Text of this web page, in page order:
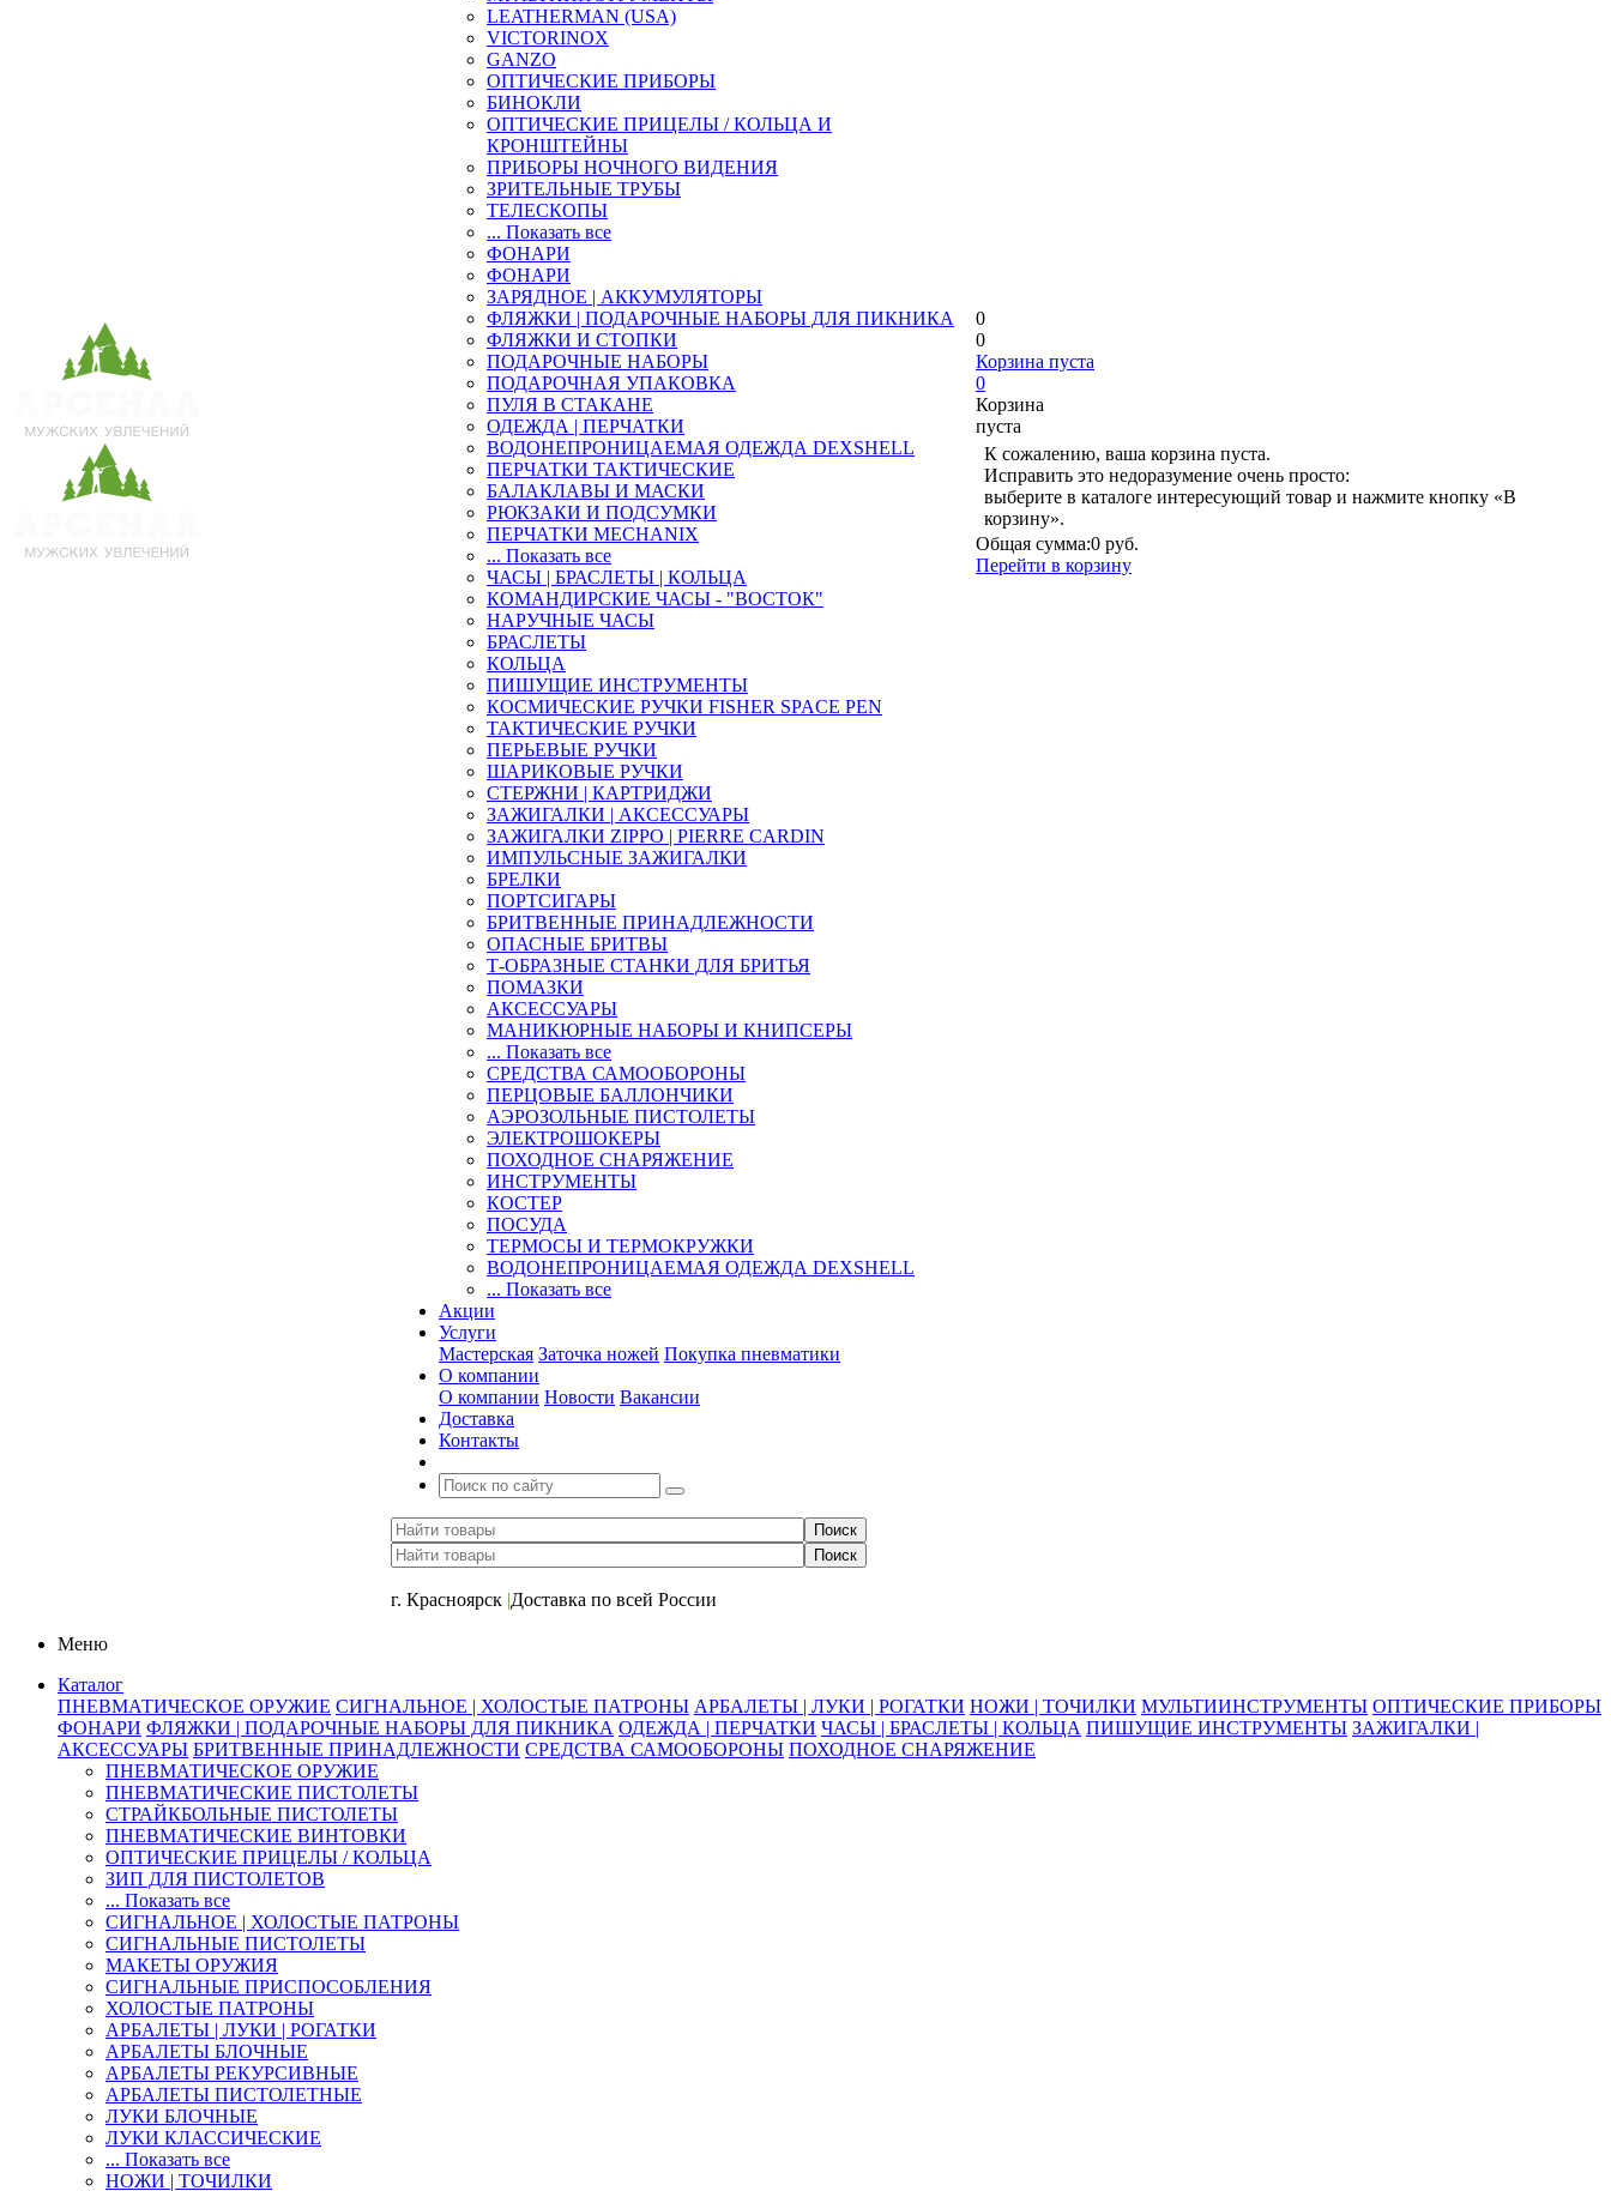
LEATHERMAN (USA)
VICTORINOX
GANZO
ОПТИЧЕСКИЕ ПРИБОРЫ
БИНОКЛИ
ОПТИЧЕСКИЕ ПРИЦЕЛЫ / КОЛЬЦА И
КРОНШТЕЙНЫ
ПРИБОРЫ НОЧНОГО ВИДЕНИЯ
ЗРИТЕЛЬНЫЕ ТРУБЫ
ТЕЛЕСКОПЫ
... Показать все
ФОНАРИ
ФОНАРИ
ЗАРЯДНОЕ | АККУМУЛЯТОРЫ
ФЛЯЖКИ | ПОДАРОЧНЫЕ НАБОРЫ ДЛЯ ПИКНИКА
ФЛЯЖКИ И СТОПКИ
ПОДАРОЧНЫЕ НАБОРЫ
ПОДАРОЧНАЯ УПАКОВКА
ПУЛЯ В СТАКАНЕ
ОДЕЖДА | ПЕРЧАТКИ
ВОДОНЕПРОНИЦАЕМАЯ ОДЕЖДА DEXSHELL
ПЕРЧАТКИ ТАКТИЧЕСКИЕ
БАЛАКЛАВЫ И МАСКИ
РЮКЗАКИ И ПОДСУМКИ
ПЕРЧАТКИ MECHANIX
... Показать все
ЧАСЫ | БРАСЛЕТЫ | КОЛЬЦА
КОМАНДИРСКИЕ ЧАСЫ - "ВОСТОК"
НАРУЧНЫЕ ЧАСЫ
БРАСЛЕТЫ
КОЛЬЦА
ПИШУЩИЕ ИНСТРУМЕНТЫ
КОСМИЧЕСКИЕ РУЧКИ FISHER SPACE PEN
ТАКТИЧЕСКИЕ РУЧКИ
ПЕРЬЕВЫЕ РУЧКИ
ШАРИКОВЫЕ РУЧКИ
СТЕРЖНИ | КАРТРИДЖИ
ЗАЖИГАЛКИ | АКСЕССУАРЫ
ЗАЖИГАЛКИ ZIPPO | PIERRE CARDIN
ИМПУЛЬСНЫЕ ЗАЖИГАЛКИ
БРЕЛКИ
ПОРТСИГАРЫ
БРИТВЕННЫЕ ПРИНАДЛЕЖНОСТИ
ОПАСНЫЕ БРИТВЫ
Т-ОБРАЗНЫЕ СТАНКИ ДЛЯ БРИТЬЯ
ПОМАЗКИ
АКСЕССУАРЫ
МАНИКЮРНЫЕ НАБОРЫ И КНИПСЕРЫ
... Показать все
СРЕДСТВА САМООБОРОНЫ
ПЕРЦОВЫЕ БАЛЛОНЧИКИ
АЭРОЗОЛЬНЫЕ ПИСТОЛЕТЫ
ЭЛЕКТРОШОКЕРЫ
ПОХОДНОЕ СНАРЯЖЕНИЕ
ИНСТРУМЕНТЫ
КОСТЕР
ПОСУДА
ТЕРМОСЫ И ТЕРМОКРУЖКИ
ВОДОНЕПРОНИЦАЕМАЯ ОДЕЖДА DEXSHELL
... Показать все
Акции
Услуги
Мастерская Заточка ножей Покупка пневматики
О компании
О компании Новости Вакансии
Доставка
Контакты
г. Красноярск |Доставка по всей России
0
0
Корзина пуста
0
Корзина
пуста
К сожалению, ваша корзина пуста.
Исправить это недоразумение очень просто:
выберите в каталоге интересующий товар и нажмите кнопку «В
корзину».
Общая сумма:0 руб.
Перейти в корзину
Меню
Каталог
ПНЕВМАТИЧЕСКОЕ ОРУЖИЕ СИГНАЛЬНОЕ | ХОЛОСТЫЕ ПАТРОНЫ АРБАЛЕТЫ | ЛУКИ | РОГАТКИ НОЖИ | ТОЧИЛКИ МУЛЬТИИНСТРУМЕНТЫ ОПТИЧЕСКИЕ ПРИБОРЫ
ФОНАРИ ФЛЯЖКИ | ПОДАРОЧНЫЕ НАБОРЫ ДЛЯ ПИКНИКА ОДЕЖДА | ПЕРЧАТКИ ЧАСЫ | БРАСЛЕТЫ | КОЛЬЦА ПИШУЩИЕ ИНСТРУМЕНТЫ ЗАЖИГАЛКИ |
АКСЕССУАРЫ БРИТВЕННЫЕ ПРИНАДЛЕЖНОСТИ СРЕДСТВА САМООБОРОНЫ ПОХОДНОЕ СНАРЯЖЕНИЕ
ПНЕВМАТИЧЕСКОЕ ОРУЖИЕ
ПНЕВМАТИЧЕСКИЕ ПИСТОЛЕТЫ
СТРАЙКБОЛЬНЫЕ ПИСТОЛЕТЫ
ПНЕВМАТИЧЕСКИЕ ВИНТОВКИ
ОПТИЧЕСКИЕ ПРИЦЕЛЫ / КОЛЬЦА
ЗИП ДЛЯ ПИСТОЛЕТОВ
... Показать все
СИГНАЛЬНОЕ | ХОЛОСТЫЕ ПАТРОНЫ
СИГНАЛЬНЫЕ ПИСТОЛЕТЫ
МАКЕТЫ ОРУЖИЯ
СИГНАЛЬНЫЕ ПРИСПОСОБЛЕНИЯ
ХОЛОСТЫЕ ПАТРОНЫ
АРБАЛЕТЫ | ЛУКИ | РОГАТКИ
АРБАЛЕТЫ БЛОЧНЫЕ
АРБАЛЕТЫ РЕКУРСИВНЫЕ
АРБАЛЕТЫ ПИСТОЛЕТНЫЕ
ЛУКИ БЛОЧНЫЕ
ЛУКИ КЛАССИЧЕСКИЕ
... Показать все
НОЖИ | ТОЧИЛКИ